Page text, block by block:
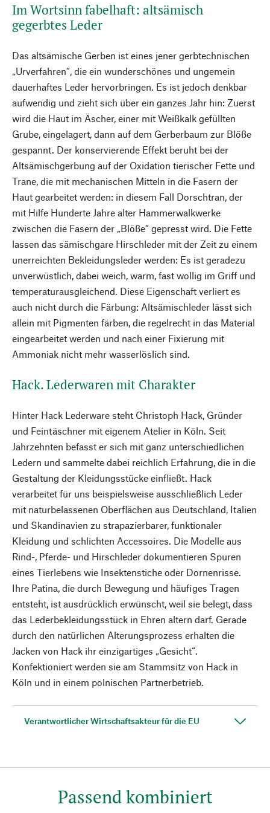
Im Wortsinn fabelhaft: altsämisch
gegerbtes Leder
Das altsämische Gerben ist eines jener gerbtechnischen
„Urverfahren“, die ein wunderschönes und ungemein
dauerhaftes Leder hervorbringen. Es ist jedoch denkbar
aufwendig und zieht sich über ein ganzes Jahr hin: Zuerst
wird die Haut im Äscher, einer mit Weißkalk gefüllten
Grube, eingelagert, dann auf dem Gerberbaum zur Blöße
gespannt. Der konservierende Effekt beruht bei der
Altsämischgerbung auf der Oxidation tierischer Fette und
Trane, die mit mechanischen Mitteln in die Fasern der
Haut gearbeitet werden: in diesem Fall Dorschtran, der
mit Hilfe Hunderte Jahre alter Hammerwalkwerke
zwischen die Fasern der „Blöße“ gepresst wird. Die Fette
lassen das sämischgare Hirschleder mit der Zeit zu einem
unerreichten Bekleidungsleder werden: Es ist geradezu
unverwüstlich, dabei weich, warm, fast wollig im Griff und
temperaturausgleichend. Diese Eigenschaft verliert es
auch nicht durch die Färbung: Altsämischleder lässt sich
allein mit Pigmenten färben, die regelrecht in das Material
eingearbeitet werden und nach einer Fixierung mit
Ammoniak nicht mehr wasserlöslich sind.
Hack. Lederwaren mit Charakter
Hinter Hack Lederware steht Christoph Hack, Gründer
und Feintäschner mit eigenem Atelier in Köln. Seit
Jahrzehnten befasst er sich mit ganz unterschiedlichen
Ledern und sammelte dabei reichlich Erfahrung, die in die
Gestaltung der Kleidungsstücke einfließt. Hack
verarbeitet für uns beispielsweise ausschließlich Leder
mit naturbelassenen Oberflächen aus Deutschland, Italien
und Skandinavien zu strapazierbarer, funktionaler
Kleidung und schlichten Accessoires. Die Modelle aus
Rind-, Pferde- und Hirschleder dokumentieren Spuren
eines Tierlebens wie Insektenstiche oder Dornenrisse.
Ihre Patina, die durch Bewegung und häufiges Tragen
entsteht, ist ausdrücklich erwünscht, weil sie belegt, dass
das Lederbekleidungsstück in Ehren altern darf. Gerade
durch den natürlichen Alterungsprozess erhalten die
Jacken von Hack ihr einzigartiges „Gesicht“.
Konfektioniert werden sie am Stammsitz von Hack in
Köln und in einem polnischen Partnerbetrieb.
Verantwortlicher Wirtschaftsakteur für die EU
Passend kombiniert